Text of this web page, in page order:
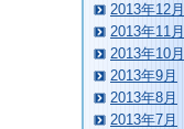
2013年12月
2013年11月
2013年10月
2013年9月
2013年8月
2013年7月